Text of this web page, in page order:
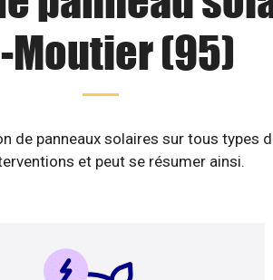
Moutier (95)
de panneaux solaires sur tous
et peut se résumer ainsi.